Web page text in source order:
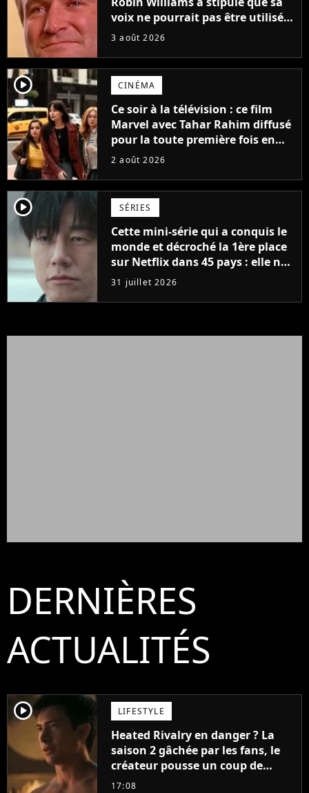
voix ne pourrait pas être utilisée
avant 2039, pourtant Disney
inédits
3 août 2026
player2 CINÉMA
Ce soir à la télévision : ce film
Marvel avec Tahar Rahim diffusé
pour la toute première fois en
France
2 août 2026
player2 SÉRIES
Cette mini-série qui a conquis le
monde et décroché la 1ère place
sur Netflix dans 45 pays : elle ne
compte que 10 épisodes et c'est
un phénomène mondial
31 juillet 2026
DERNIÈRES
ACTUALITÉS
player2 LIFESTYLE
Heated Rivalry en danger ? La
saison 2 gâchée par les fans, le
créateur pousse un coup de
gueule
17:08